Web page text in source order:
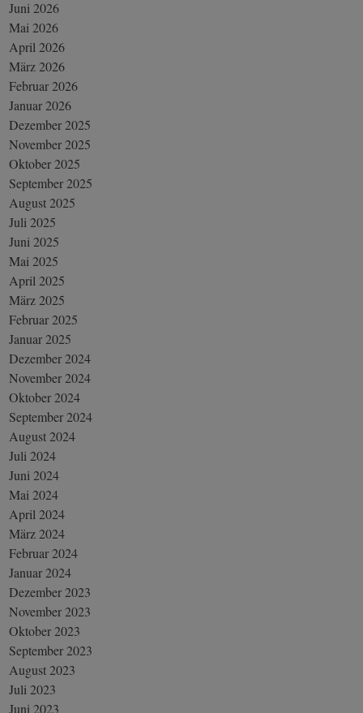
Juni 2026
Mai 2026
April 2026
März 2026
Februar 2026
Januar 2026
Dezember 2025
November 2025
Oktober 2025
September 2025
August 2025
Juli 2025
Juni 2025
Mai 2025
April 2025
März 2025
Februar 2025
Januar 2025
Dezember 2024
November 2024
Oktober 2024
September 2024
August 2024
Juli 2024
Juni 2024
Mai 2024
April 2024
März 2024
Februar 2024
Januar 2024
Dezember 2023
November 2023
Oktober 2023
September 2023
August 2023
Juli 2023
Juni 2023